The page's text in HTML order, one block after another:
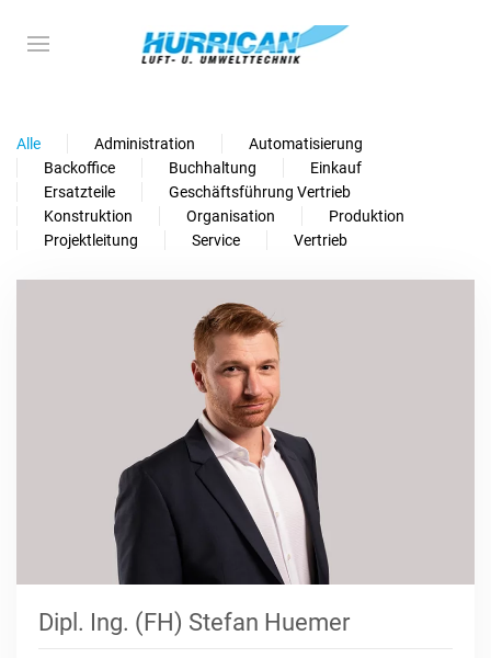
Alle Administration
Automatisierung
Backoffice
Buchhaltung
Einkauf
Ersatzteile
Geschäftsführung Vertrieb
Konstruktion
Organisation
Produktion
Projektleitung
Service Vertrieb
Dipl. Ing. (FH) Stefan Huemer